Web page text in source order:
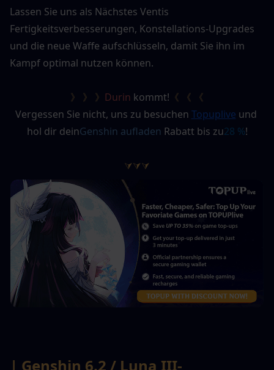
Lassen Sie uns als Nächstes Ventis
Fertigkeitsverbesserungen, Konstellations-Upgrades
und die neue Waffe aufschlüsseln, damit Sie ihn im
Kampf optimal nutzen können.
》 》 》 Durin kommt! 《 《 《
Vergessen Sie nicht, uns zu besuchen Topuplive und
hol dir deinGenshin aufladen Rabatt bis zu28 %!
⮛⮛⮛
| Genshin 6.2 / Luna III-